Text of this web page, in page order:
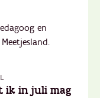
en
ik in juli mag